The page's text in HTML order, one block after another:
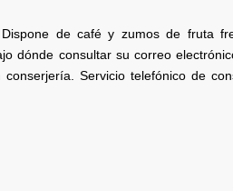
de café y zumos de fruta
dónde consultar su correo
Servicio telefónico de